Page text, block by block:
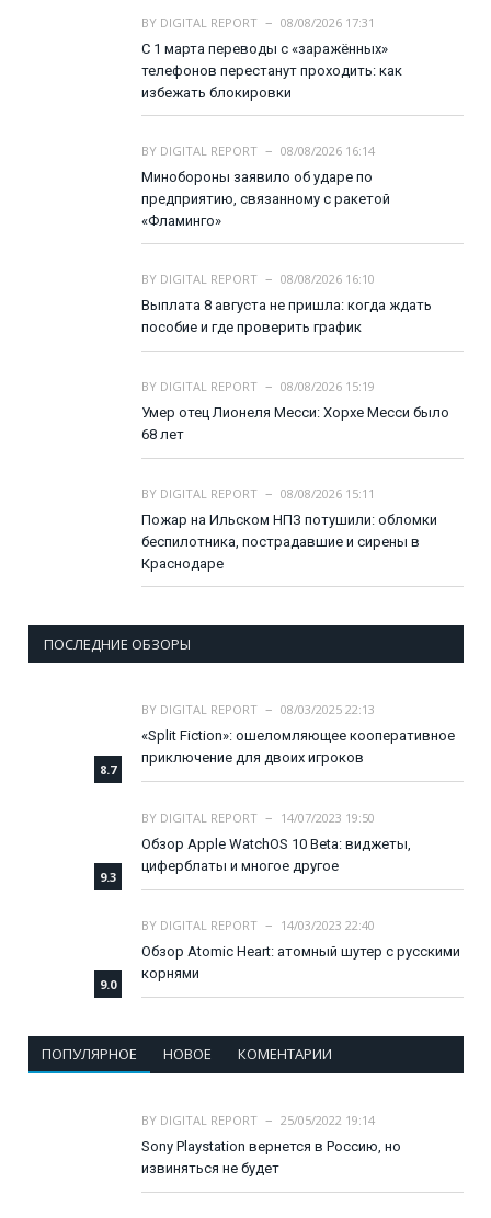
BY DIGITAL REPORT
08/08/2026 17:31
С 1 марта переводы с «заражённых»
телефонов перестанут проходить: как
избежать блокировки
BY DIGITAL REPORT
08/08/2026 16:14
Минобороны заявило об ударе по
предприятию, связанному с ракетой
«Фламинго»
BY DIGITAL REPORT
08/08/2026 16:10
Выплата 8 августа не пришла: когда ждать
пособие и где проверить график
BY DIGITAL REPORT
08/08/2026 15:19
Умер отец Лионеля Месси: Хорхе Месси было
68 лет
BY DIGITAL REPORT
08/08/2026 15:11
Пожар на Ильском НПЗ потушили: обломки
беспилотника, пострадавшие и сирены в
Краснодаре
ПОСЛЕДНИЕ ОБЗОРЫ
8.7
BY DIGITAL REPORT
08/03/2025 22:13
«Split Fiction»: ошеломляющее кооперативное
приключение для двоих игроков
9.3
BY DIGITAL REPORT
14/07/2023 19:50
Обзор Apple WatchOS 10 Beta: виджеты,
циферблаты и многое другое
9.0
BY DIGITAL REPORT
14/03/2023 22:40
Обзор Atomic Heart: атомный шутер с русскими
корнями
ПОПУЛЯРНОЕ НОВОЕ КОМЕНТАРИИ
BY DIGITAL REPORT
25/05/2022 19:14
Sony Playstation вернется в Россию, но
извиняться не будет